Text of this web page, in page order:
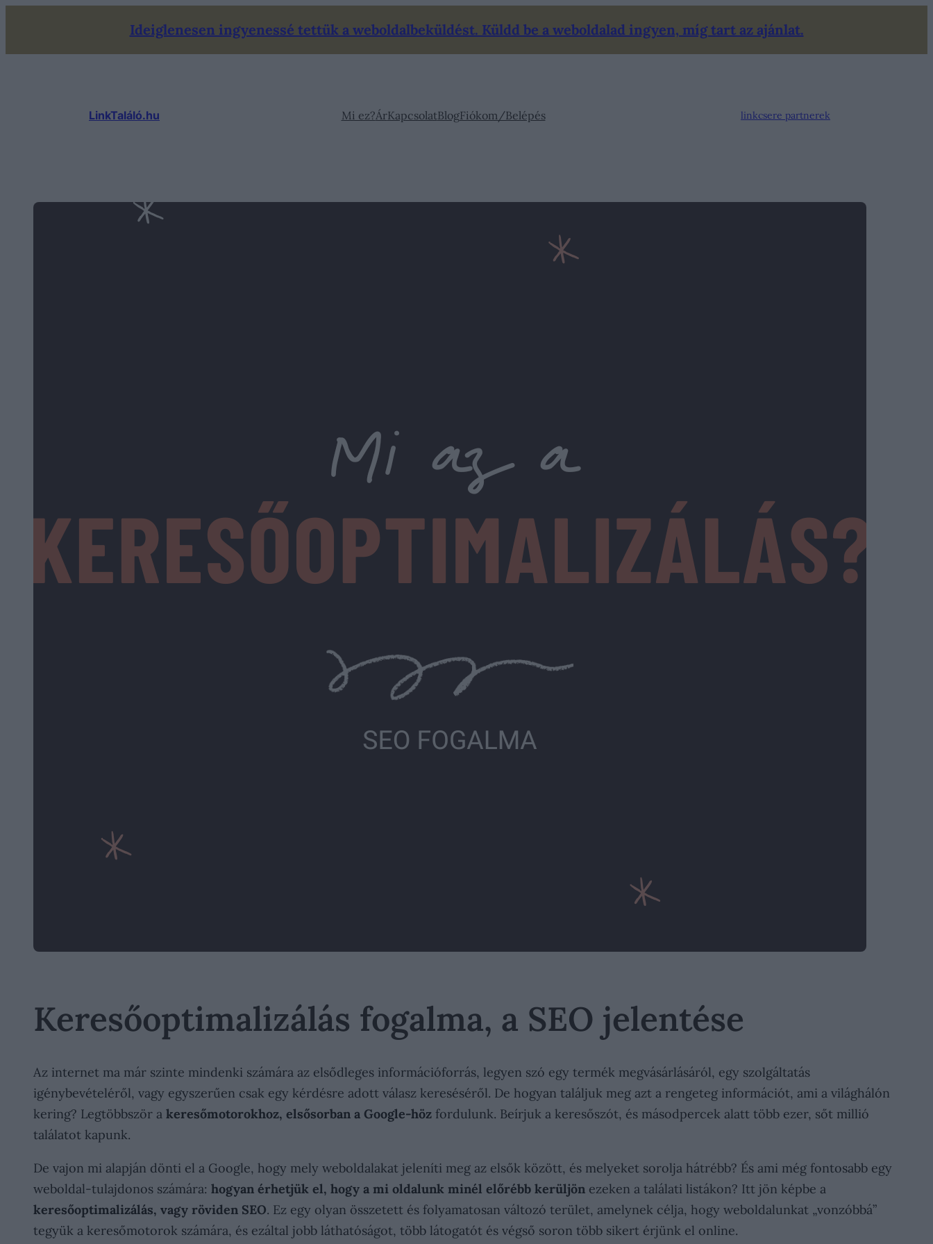
tartalomhoz
Ideiglenesen ingyenessé tettük a weboldalbeküldést. Küldd be a weboldalad ingyen, míg tart az ajánlat.
LinkTaláló.hu Mi ez?ÁrKapcsolatBlogFiókom/Belépés linkcsere partnerek
Keresőoptimalizálás fogalma, a SEO jelentése
Az internet ma már szinte mindenki számára az elsődleges információforrás, legyen szó egy termék megvásárlásáról, egy szolgáltatás
igénybevételéről, vagy egyszerűen csak egy kérdésre adott válasz kereséséről. De hogyan találjuk meg azt a rengeteg információt, ami a világhálón
kering? Legtöbbször a keresőmotorokhoz, elsősorban a Google-höz fordulunk. Beírjuk a keresőszót, és másodpercek alatt több ezer, sőt millió
találatot kapunk.
De vajon mi alapján dönti el a Google, hogy mely weboldalakat jeleníti meg az elsők között, és melyeket sorolja hátrébb? És ami még fontosabb egy
weboldal-tulajdonos számára: hogyan érhetjük el, hogy a mi oldalunk minél előrébb kerüljön ezeken a találati listákon? Itt jön képbe a
keresőoptimalizálás, vagy röviden SEO. Ez egy olyan összetett és folyamatosan változó terület, amelynek célja, hogy weboldalunkat „vonzóbbá”
tegyük a keresőmotorok számára, és ezáltal jobb láthatóságot, több látogatót és végső soron több sikert érjünk el online.